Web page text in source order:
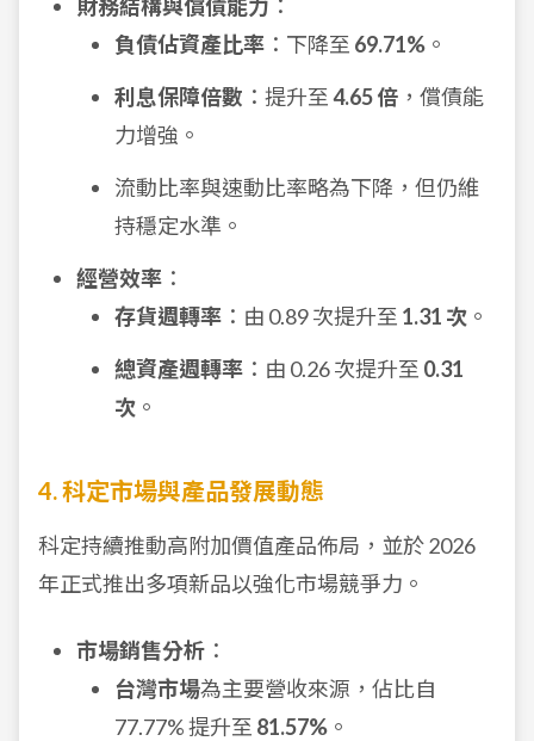
財務結構與償債能力 ：
負債佔資產比率 ：下降至 69.71% 。
利息保障倍數 ：提升至 4.65 倍 ，償債能
力增強。
流動比率與速動比率略為下降，但仍維
持穩定水準。
經營效率 ：
存貨週轉率 ：由 0.89 次提升至 1.31 次 。
總資產週轉率 ：由 0.26 次提升至 0.31
次 。
4. 科定市場與產品發展動態
科定持續推動高附加價值產品佈局，並於 2026
年正式推出多項新品以強化市場競爭力。
市場銷售分析 ：
台灣市場為主要營收來源，佔比自
77.77% 提升至 81.57% 。